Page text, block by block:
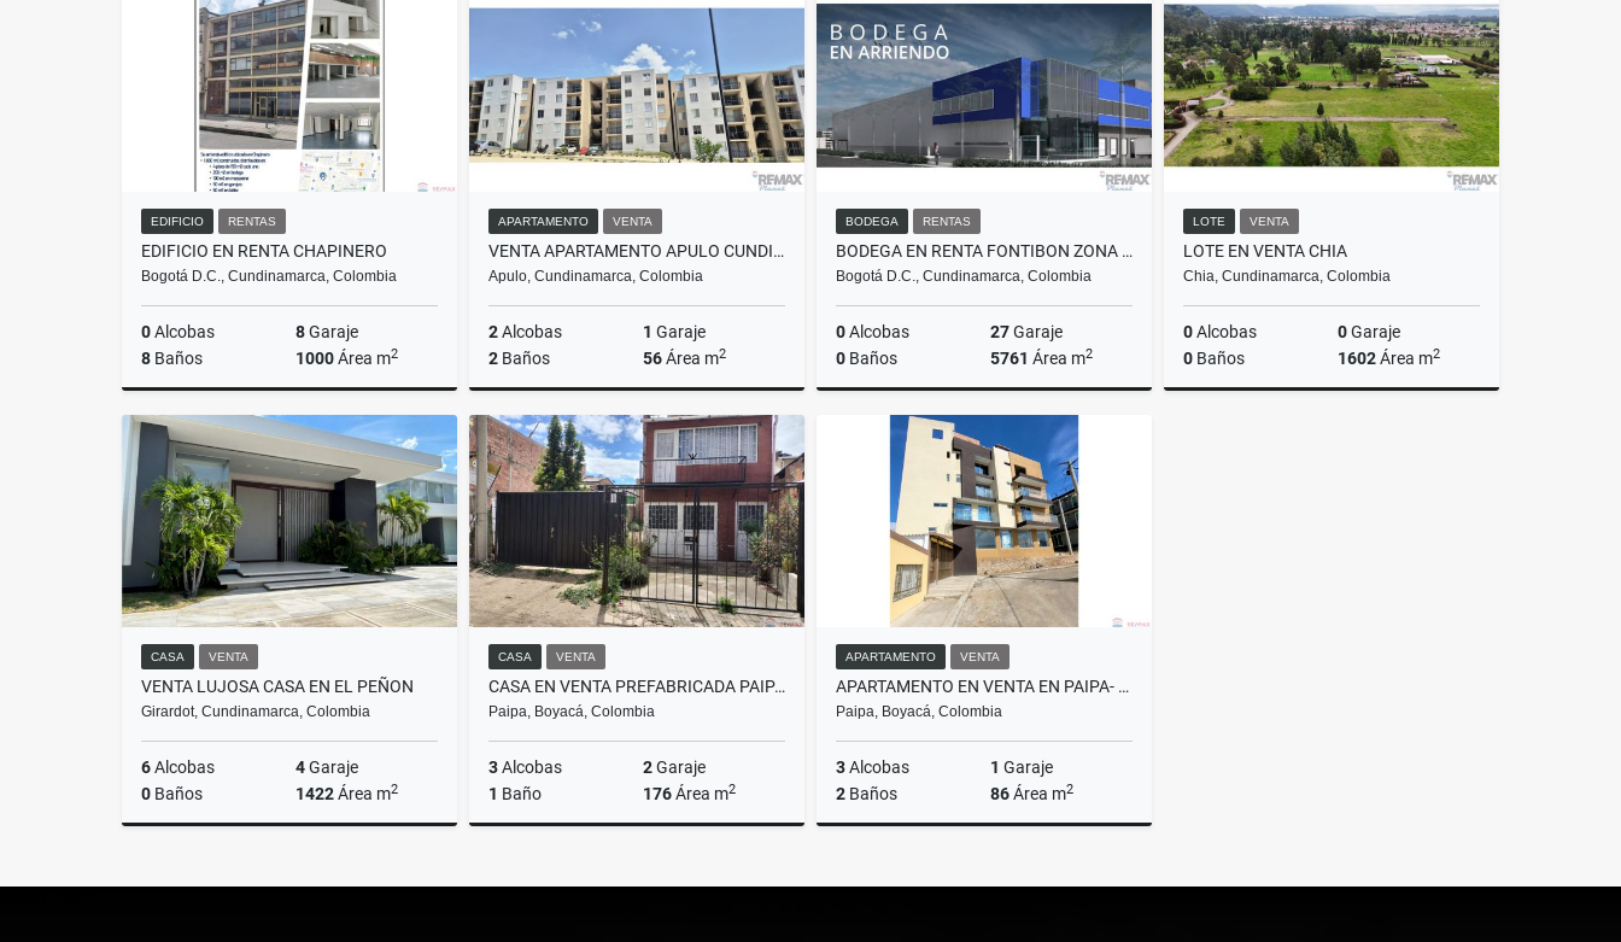
$2.171.650 $2.200.000 $35.000.000 $2.100.000
EDIFICIO RENTAS
EDIFICIO EN RENTA CHAPINERO
Bogotá D.C., Cundinamarca, Colombia
0Alcobas 8Garaje
8 Baños 1000Área m2
Rentas
$30.000.000
APARTAMENTO VENTA
VENTA APARTAMENTO APULO CUNDINAMARCA
Apulo, Cundinamarca, Colombia
2Alcobas 1 Garaje
2 Baños 56Área m2
Venta
$210.000.000
BODEGA RENTAS
BODEGA EN RENTA FONTIBON ZONA FRANCA
Bogotá D.C., Cundinamarca, Colombia
0Alcobas 27Garaje
0 Baños 5761 Área m2
Rentas
$178.000.000
LOTE VENTA
LOTE EN VENTA CHIA
Chia, Cundinamarca, Colombia
0Alcobas 0Garaje
0 Baños 1602Área m2
CASA VENTA
VENTA LUJOSA CASA EN EL PEÑON
Girardot, Cundinamarca, Colombia
6Alcobas 4Garaje
0 Baños 1422Área m2
$12.000.000.000
CASA VENTA
CASA EN VENTA PREFABRICADA PAIPA BOYACÁ
Paipa, Boyacá, Colombia
3Alcobas 2Garaje
1 Baño 176Área m2
$200.000.000
APARTAMENTO VENTA
APARTAMENTO EN VENTA EN PAIPA- PARA ESTRENAR
Paipa, Boyacá, Colombia
3Alcobas 1 Garaje
2 Baños 86Área m2
$260.000.000